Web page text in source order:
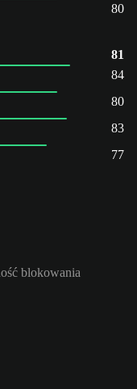
80
81
84
80
83
77
blokowania